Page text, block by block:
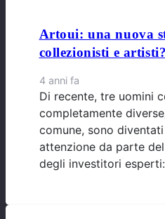
Artoui: una nuova
collezionisti e artisti?
4 anni fa
Di recente, tre uomini
completamente
comune, sono
attenzione da parte
degli investitori